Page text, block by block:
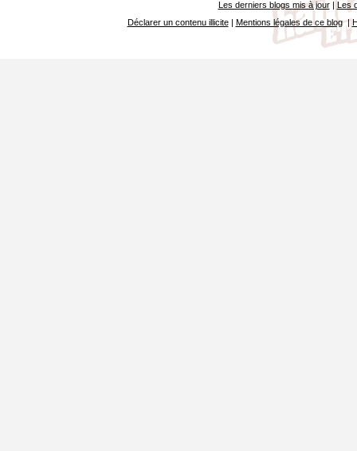
Les derniers blogs mis à jour| Les
Déclarer un contenu illicite| Mentions légales de ce blog|